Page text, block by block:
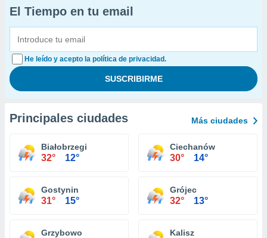
El Tiempo en tu email
He leído y acepto la política de privacidad.
Principales ciudades Más ciudades
Białobrzegi
32° 12°
Ciechanów
30° 14°
Gostynin
31° 15°
Grójec
32° 13°
Grzybowo Kalisz